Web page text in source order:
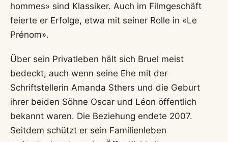
hommes» sind Klassiker. Auch im Filmgeschäft
feierte er Erfolge, etwa mit seiner Rolle in «Le
Prénom».
Über sein Privatleben hält sich Bruel meist
bedeckt, auch wenn seine Ehe mit der
Schriftstellerin Amanda Sthers und die Geburt
ihrer beiden Söhne Oscar und Léon öffentlich
bekannt waren. Die Beziehung endete 2007.
Seitdem schützt er sein Familienleben